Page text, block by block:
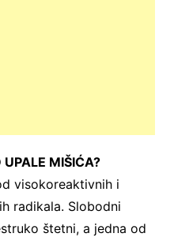
MIŠIĆA?
visokoreaktivnih i
radikala. Slobodni
štetni, a jedna od